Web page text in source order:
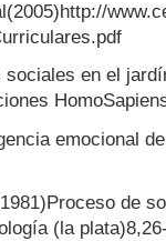
en el
emocional
de
(la